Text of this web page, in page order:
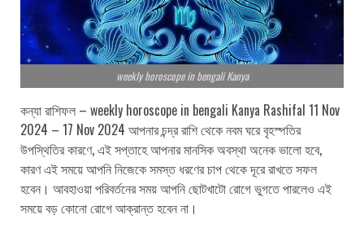
weekly horoscope in bengali Kanya
কন্যা রাশিফল – weekly horoscope in bengali Kanya Rashifal 11 Nov
2024 – 17 Nov 2024 আপনার চন্দ্র রাশি থেকে নবম ঘরে বৃহস্পতির
উপস্থিতির কারণে, এই সপ্তাহে আপনার মানসিক অবস্থা অনেক ভালো হবে,
কারণ এই সময়ে আপনি নিজেকে সমস্ত ধরণের চাপ থেকে দূরে রাখতে সফল
হবেন। আবহাওয়া পরিবর্তনের সময় আপনি ছোটখাটো রোগে ভুগতে পারলেও এই
সময়ে বড় কোনো রোগে আক্রান্ত হবেন না।